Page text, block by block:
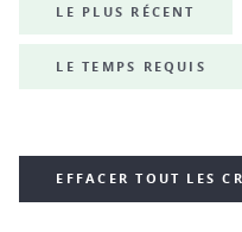
LE PLUS RÉCENT
LE TEMPS REQUIS
EFFACER TOUT LES